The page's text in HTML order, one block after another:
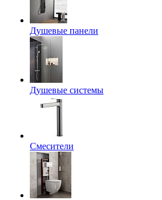
Душевые панели
Душевые системы
Смесители